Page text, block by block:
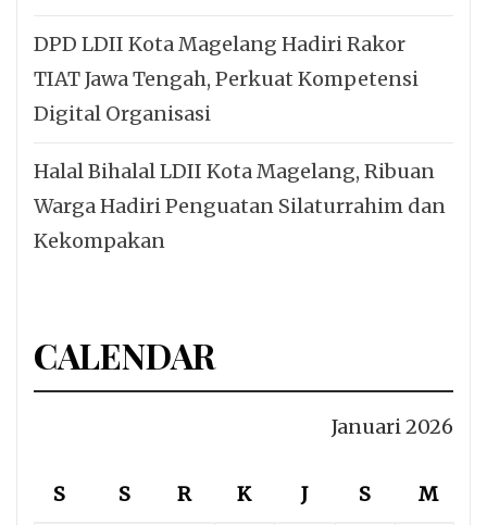
DPD LDII Kota Magelang Hadiri Rakor
TIAT Jawa Tengah, Perkuat Kompetensi
Digital Organisasi
Halal Bihalal LDII Kota Magelang, Ribuan
Warga Hadiri Penguatan Silaturrahim dan
Kekompakan
CALENDAR
Januari 2026
S S R K J S M